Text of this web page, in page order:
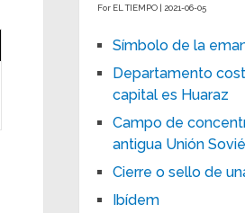
For EL TIEMPO | 2021-06-05
Símbolo de la
Departamento
capital es Huaraz
Campo de
antigua Unión
Cierre o sello de
Ibídem